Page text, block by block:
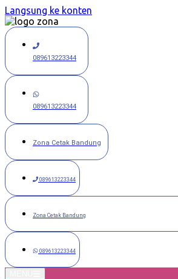
Langsung ke konten
089613223344
089613223344
Zona Cetak Bandung
089613223344
Zona Cetak Bandung
089613223344